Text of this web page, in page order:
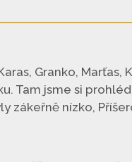
Granko, Marťas,
Tam jsme si
zákeřně nízko,